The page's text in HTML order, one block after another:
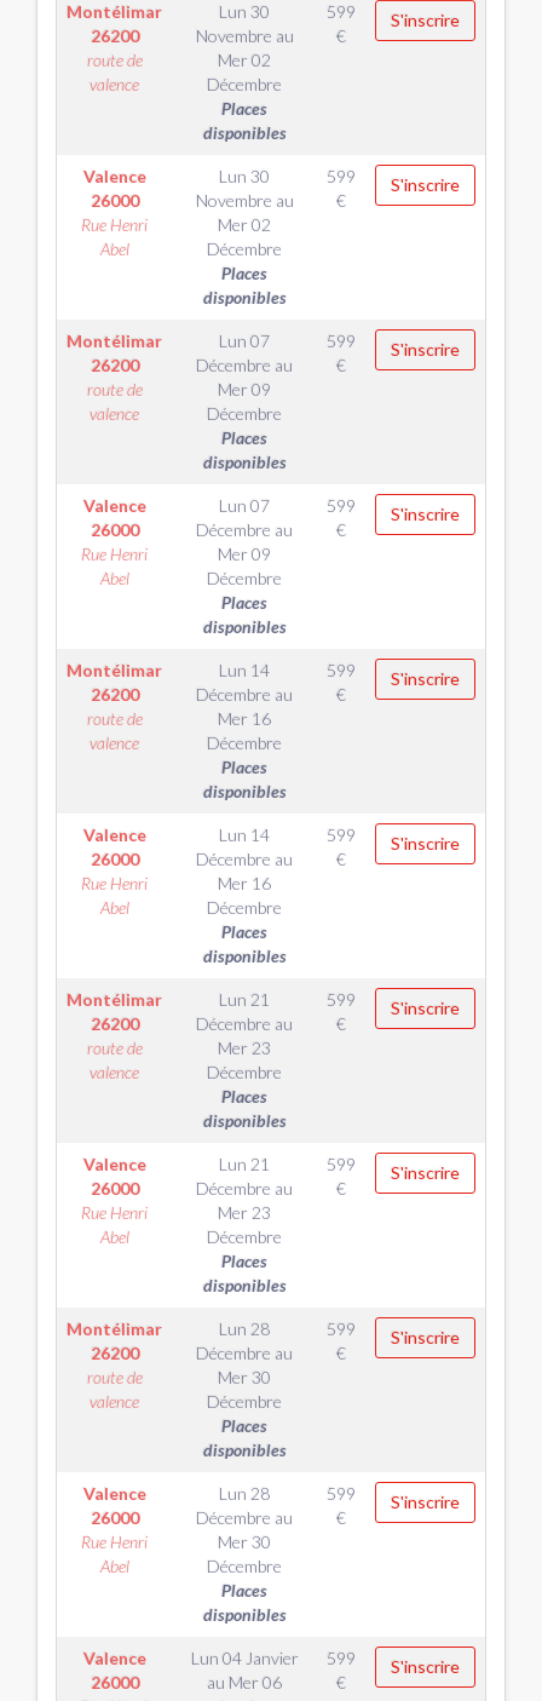
Montélimar
26200
route de
valence
Lun 30
Novembre au
Mer 02
Décembre
Places
disponibles
599
€
S'inscrire
Valence
26000
Rue Henri
Abel
Lun 30
Novembre au
Mer 02
Décembre
Places
disponibles
599
€
S'inscrire
Montélimar
26200
route de
valence
Lun 07
Décembre au
Mer 09
Décembre
Places
disponibles
599
€
S'inscrire
Valence
26000
Rue Henri
Abel
Lun 07
Décembre au
Mer 09
Décembre
Places
disponibles
599
€
S'inscrire
Montélimar
26200
route de
valence
Lun 14
Décembre au
Mer 16
Décembre
Places
disponibles
599
€
S'inscrire
Valence
26000
Rue Henri
Abel
Lun 14
Décembre au
Mer 16
Décembre
Places
disponibles
599
€
S'inscrire
Montélimar
26200
route de
valence
Lun 21
Décembre au
Mer 23
Décembre
Places
disponibles
599
€
S'inscrire
Valence
26000
Rue Henri
Abel
Lun 21
Décembre au
Mer 23
Décembre
Places
disponibles
599
€
S'inscrire
Montélimar
26200
route de
valence
Lun 28
Décembre au
Mer 30
Décembre
Places
disponibles
599
€
S'inscrire
Valence
26000
Rue Henri
Abel
Lun 28
Décembre au
Mer 30
Décembre
Places
disponibles
599
€
S'inscrire
Valence
26000
Lun 04 Janvier
au Mer 06
599
€
S'inscrire